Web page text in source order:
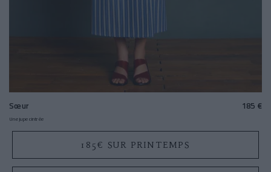
Sœur 185 €
Une jupe cintrée
185€ SUR PRINTEMPS